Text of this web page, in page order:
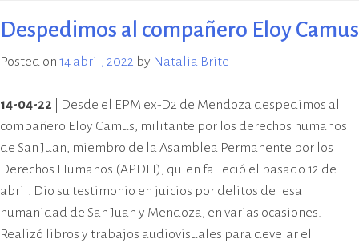
promoción de los derechos
humanos. Sus instalaciones
pertenecieron al Departamento
Mendoza (D2) y fueron destinadas
a la represión política ilegal, antes
y durante la última dictadura
cívico-militar. El lugar fue sede del
Centro Clandestino de Detención,
Tortura y Extermino más
importante del Gran Mendoza.
Despedimos al compañero Eloy Camus
Posted on 14 abril, 2022 by Natalia Brite
14-04-22 | Desde el EPM ex-D2 de Mendoza despedimos al
compañero Eloy Camus, militante por los derechos humanos
de San Juan, miembro de la Asamblea Permanente por los
Derechos Humanos (APDH), quien falleció el pasado 12 de
abril. Dio su testimonio en juicios por delitos de lesa
humanidad de San Juan y Mendoza, en varias ocasiones.
Realizó libros y trabajos audiovisuales para develar el